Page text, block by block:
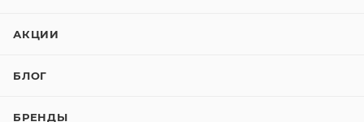
АКЦИИ
БЛОГ
БРЕНДЫ